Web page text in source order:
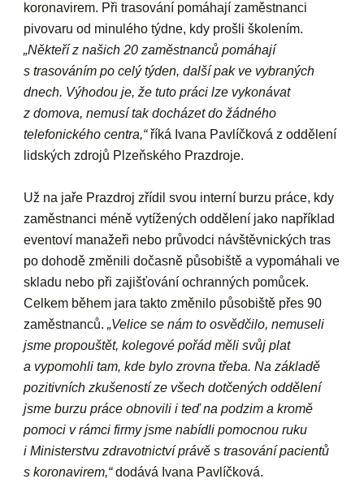
koronavirem. Při trasování pomáhají zaměstnanci
pivovaru od minulého týdne, kdy prošli školením.
„Někteří z našich 20 zaměstnanců pomáhají
s trasováním po celý týden, další pak ve vybraných
dnech. Výhodou je, že tuto práci lze vykonávat
z domova, nemusí tak docházet do žádného
telefonického centra,“říká Ivana Pavlíčková z oddělení
lidských zdrojů Plzeňského Prazdroje.
Už na jaře Prazdroj zřídil svou interní burzu práce, kdy
zaměstnanci méně vytížených oddělení jako například
eventoví manažeři nebo průvodci návštěvnických tras
po dohodě změnili dočasně působiště a vypomáhali ve
skladu nebo při zajišťování ochranných pomůcek.
Celkem během jara takto změnilo působiště přes 90
zaměstnanců.„Velice se nám to osvědčilo, nemuseli
jsme propouštět, kolegové pořád měli svůj plat
a vypomohli tam, kde bylo zrovna třeba. Na základě
pozitivních zkušeností ze všech dotčených oddělení
jsme burzu práce obnovili i teď na podzim a kromě
pomoci v rámci firmy jsme nabídli pomocnou ruku
i Ministerstvu zdravotnictví právě s trasování pacientů
s koronavirem,“dodává Ivana Pavlíčková.